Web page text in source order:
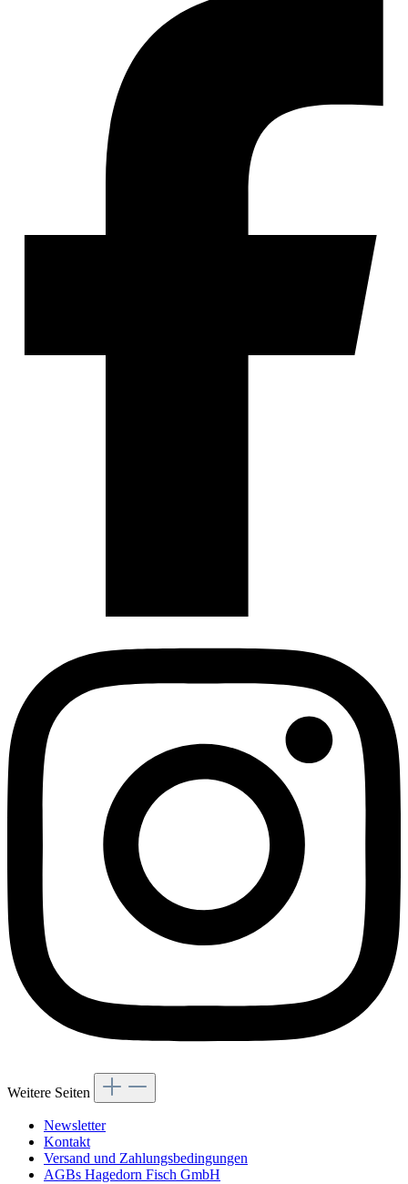
Weitere Seiten
Newsletter
Kontakt
Versand und Zahlungsbedingungen
AGBs Hagedorn Fisch GmbH